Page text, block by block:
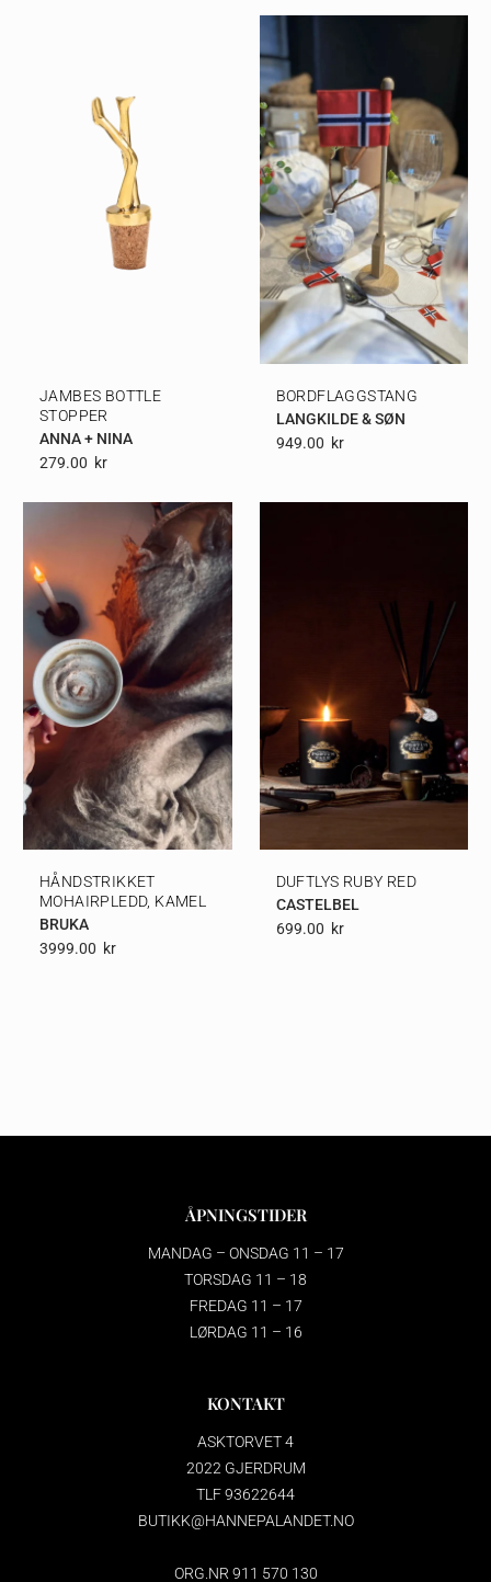
JAMBES BOTTLE
STOPPER
ANNA + NINA
279.00 Kr
BORDFLAGGSTANG
LANGKILDE & SØN
949.00 Kr
HÅNDSTRIKKET
MOHAIRPLEDD, KAMEL
BRUKA
3999.00 Kr
DUFTLYS RUBY RED
CASTELBEL
699.00 Kr
ÅPNINGSTIDER
MANDAG – ONSDAG 11 – 17
TORSDAG 11 – 18
FREDAG 11 – 17
LØRDAG 11 – 16
KONTAKT
ASKTORVET 4
2022 GJERDRUM
TLF 93622644
BUTIKK@HANNEPALANDET.NO
ORG.NR 911 570 130